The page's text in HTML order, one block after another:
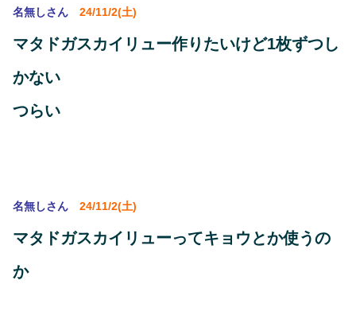
名無しさん 24/11/2(土)
マタドガスカイリュー作りたいけど1枚ずつし
かない
つらい
名無しさん 24/11/2(土)
マタドガスカイリューってキョウとか使うの
か